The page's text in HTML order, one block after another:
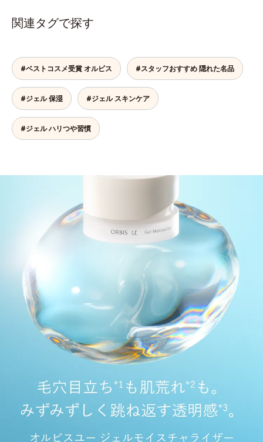
関連タグで探す
#ベストコスメ受賞 オルビス #スタッフおすすめ 隠れた名品
#ジェル 保湿 #ジェル スキンケア
#ジェル ハリつや習慣